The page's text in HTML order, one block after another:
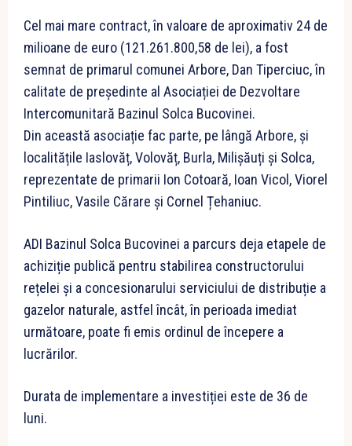
Cel mai mare contract, în valoare de aproximativ 24 de
milioane de euro (121.261.800,58 de lei), a fost
semnat de primarul comunei Arbore, Dan Tiperciuc, în
calitate de președinte al Asociației de Dezvoltare
Intercomunitară Bazinul Solca Bucovinei.
Din această asociație fac parte, pe lângă Arbore, și
localitățile Iaslovăț, Volovăț, Burla, Milișăuți și Solca,
reprezentate de primarii Ion Cotoară, Ioan Vicol, Viorel
Pintiliuc, Vasile Cărare și Cornel Țehaniuc.
ADI Bazinul Solca Bucovinei a parcurs deja etapele de
achiziție publică pentru stabilirea constructorului
rețelei și a concesionarului serviciului de distribuție a
gazelor naturale, astfel încât, în perioada imediat
următoare, poate fi emis ordinul de începere a
lucrărilor.
Durata de implementare a investiției este de 36 de
luni.